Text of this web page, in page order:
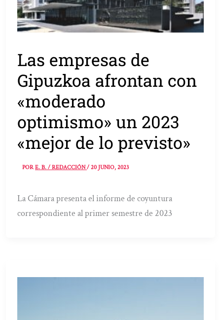
Las empresas de
Gipuzkoa afrontan con
«moderado
optimismo» un 2023
«mejor de lo previsto»
PORE. B. / REDACCIÓN/20 JUNIO, 2023
La Cámara presenta el informe de coyuntura
correspondiente al primer semestre de 2023